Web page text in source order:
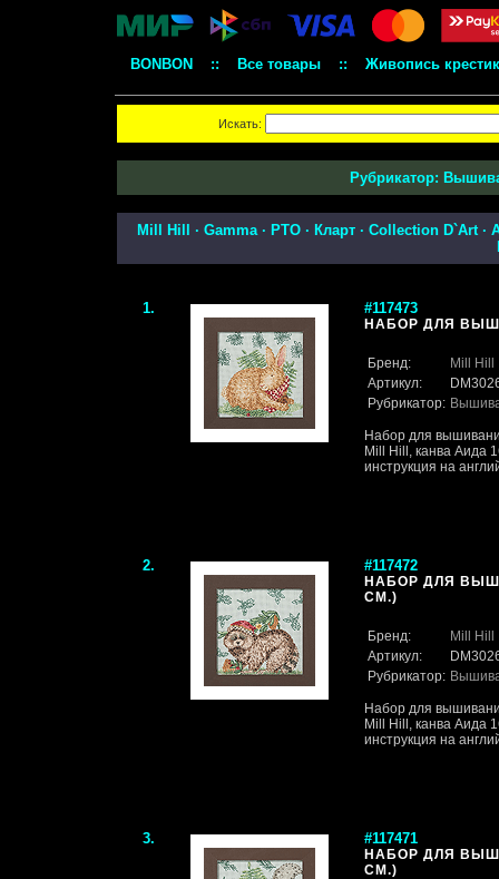
BONBON :: Все товары :: Живопись
Искать:
Рубрикатор:
Mill Hill · Gamma· РТО · Кларт · Collection D`Art·
1. #117473
НАБОР ДЛЯ
Бренд:
Mill Hill
Артикул:
Рубрикатор:
Набор для
Mill Hill, канва Аида
инструкция на
2. #117472
НАБОР ДЛЯ
СМ.)
Бренд:
Mill Hill
Артикул:
Рубрикатор:
Набор для
Mill Hill, канва Аида
инструкция на
3. #117471
НАБОР ДЛЯ
СМ.)